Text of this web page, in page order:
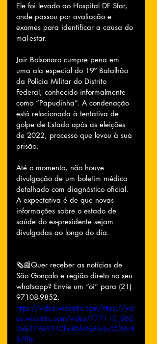
Ele foi levado ao Hospital DF Star,
onde passou por avaliação e
exames para identificar a causa do
mal-estar.
Jair Bolsonaro cumpre pena em
uma ala especial do 19º Batalhão
da Polícia Militar do Distrito
Federal, conhecido informalmente
como “Papudinha”. A condenação
está relacionada à tentativa de
golpe de Estado após as eleições
de 2022, processo que levou à sua
prisão.
Até o momento, não houve
divulgação de um boletim médico
detalhado com diagnóstico oficial.
A expectativa é de que novas
informações sobre o estado de
saúde do ex-presidente sejam
divulgadas ao longo do dia.
🗞📰Quer receber as notícias de
São Gonçalo e região direto no seu
whatsapp? Envie um “oi” para (21)
97108-9852.
https://video.wixstatic.com/https://vid
eo.wixstatic.com/video/777110_062
2ab22969240bc85b96863c0534c8
6/file